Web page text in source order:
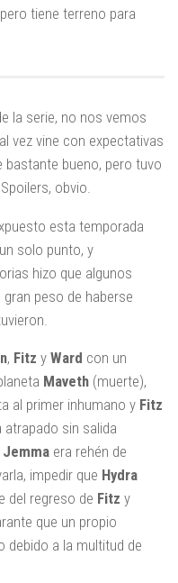
tiene terreno para
la serie, no nos vemos
vez vine con expectativas
bueno, pero tuvo
obvio.
esta temporada
solo punto, y
hizo que algunos
peso de haberse
, Fitz y Ward con un
Maveth (muerte),
al primer inhumano y Fitz
atrapado sin salida
Jemma era rehén de
impedir que Hydra
del regreso de Fitz y
que un propio
debido a la multitud de